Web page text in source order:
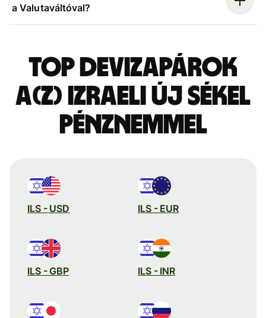
a Valutaváltóval?
Top devizapárok
a(z) izraeli új sékel
pénznemmel
ILS - USD ILS - EUR
ILS - GBP ILS - INR